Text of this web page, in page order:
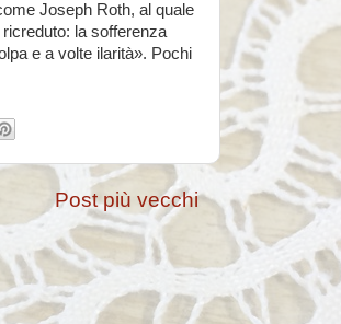
Joseph Roth, al quale
la sofferenza
e a volte ilarità». Pochi
Post più vecchi